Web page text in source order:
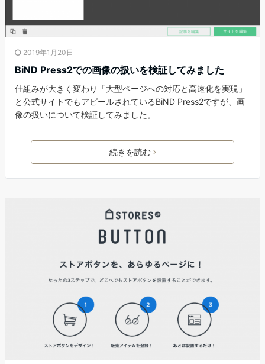
2019年1月20日
BiND Press2での画像の扱いを検証してみました
仕組みが大きく変わり「大型ページへの対応と高速化を実現」
と公式サイトでもアピールされているBiND Press2ですが、画
像の扱いについて検証してみました。
続きを読む